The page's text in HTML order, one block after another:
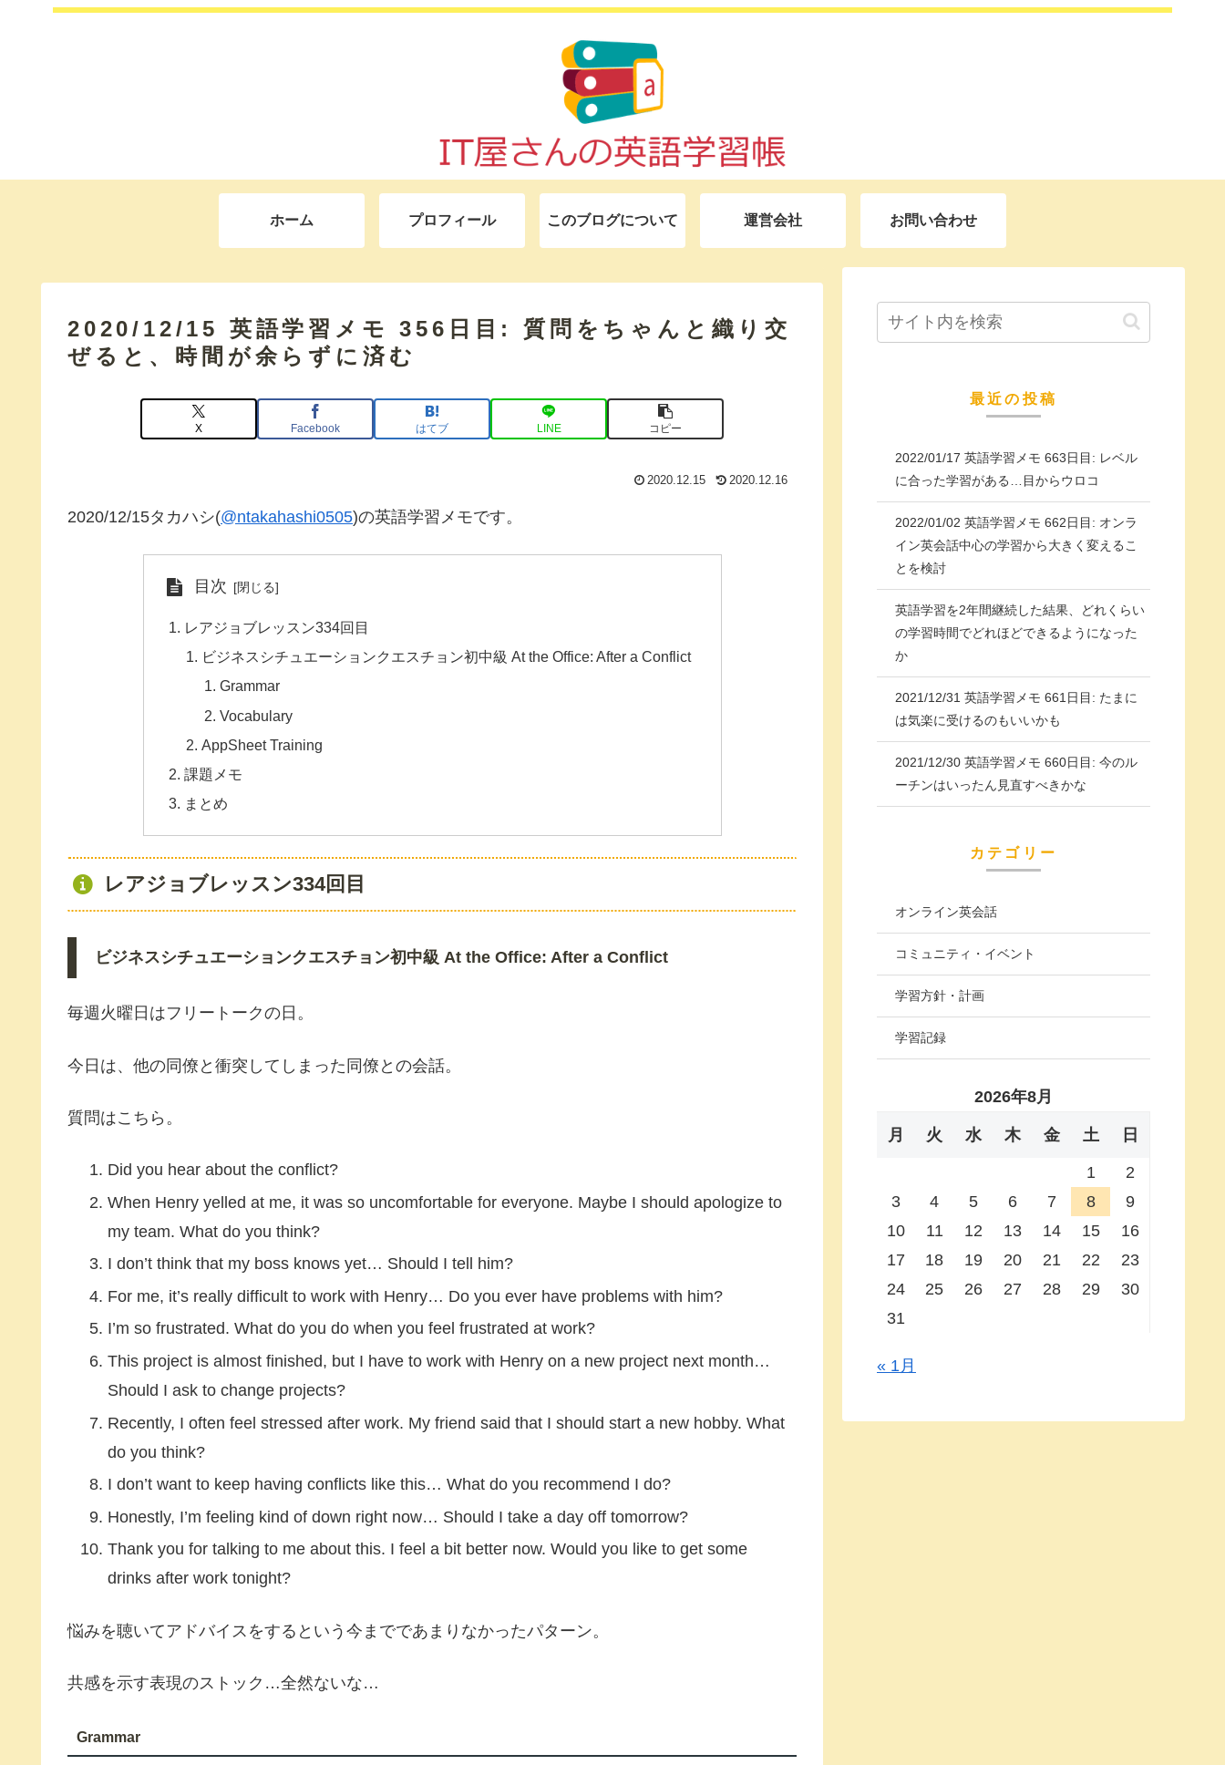
ホーム プロフィール このブログについて 運営会社 お問い合わせ
2020/12/15 英語学習メモ 356日目: 質問をちゃんと織り交
ぜると、時間が余らずに済む
X Facebook はてブ LINE コピー
2020.12.15 2020.12.16
2020/12/15タカハシ(@ntakahashi0505)の英語学習メモです。
目次
レアジョブレッスン334回目
ビジネスシチュエーションクエスチョン初中級 At the Office: After a Conflict
Grammar
Vocabulary
AppSheet Training
課題メモ
まとめ
レアジョブレッスン334回目
ビジネスシチュエーションクエスチョン初中級 At the Office: After a Conflict
毎週火曜日はフリートークの日。
今日は、他の同僚と衝突してしまった同僚との会話。
質問はこちら。
Did you hear about the conflict?
When Henry yelled at me, it was so uncomfortable for everyone. Maybe I should apologize to
my team. What do you think?
I don’t think that my boss knows yet… Should I tell him?
For me, it’s really difficult to work with Henry… Do you ever have problems with him?
I’m so frustrated. What do you do when you feel frustrated at work?
This project is almost finished, but I have to work with Henry on a new project next month…
Should I ask to change projects?
Recently, I often feel stressed after work. My friend said that I should start a new hobby. What
do you think?
I don’t want to keep having conflicts like this… What do you recommend I do?
Honestly, I’m feeling kind of down right now… Should I take a day off tomorrow?
Thank you for talking to me about this. I feel a bit better now. Would you like to get some
drinks after work tonight?
悩みを聴いてアドバイスをするという今までであまりなかったパターン。
共感を示す表現のストック…全然ないな…
Grammar
最近の投稿
2022/01/17 英語学習メモ 663日目: レベル
に合った学習がある…目からウロコ
2022/01/02 英語学習メモ 662日目: オンラ
イン英会話中心の学習から大きく変えるこ
とを検討
英語学習を2年間継続した結果、どれくらい
の学習時間でどれほどできるようになった
か
2021/12/31 英語学習メモ 661日目: たまに
は気楽に受けるのもいいかも
2021/12/30 英語学習メモ 660日目: 今のル
ーチンはいったん見直すべきかな
カテゴリー
オンライン英会話
コミュニティ・イベント
学習方針・計画
学習記録
2026年8月
月 火 水 木 金 土 日
1
2
3
4 5 6 7 8
9
10
11 12 13 14 15
16
17
18 19 20 21 22
23
24
25 26 27 28 29
30
31
« 1月